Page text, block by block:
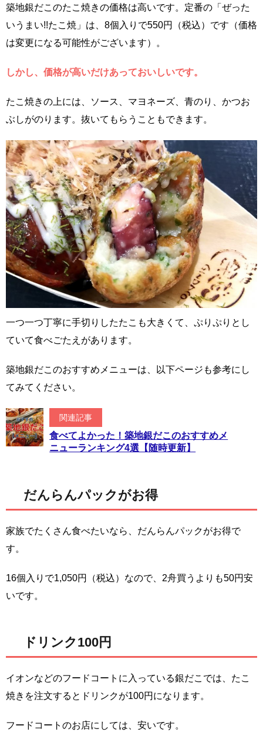
築地銀だこのたこ焼きの価格は高いです。定番の「ぜった
いうまい!!たこ焼」は、8個入りで550円（税込）です（価格
は変更になる可能性がございます）。
しかし、価格が高いだけあっておいしいです。
たこ焼きの上には、ソース、マヨネーズ、青のり、かつお
ぶしがのります。抜いてもらうこともできます。
一つ一つ丁寧に手切りしたたこも大きくて、ぷりぷりとし
ていて食べごたえがあります。
築地銀だこのおすすめメニューは、以下ページも参考にし
てみてください。
関連記事
食べてよかった！築地銀だこのおすすめメ
ニューランキング4選【随時更新】
だんらんパックがお得
家族でたくさん食べたいなら、だんらんパックがお得で
す。
16個入りで1,050円（税込）なので、2舟買うよりも50円安
いです。
ドリンク100円
イオンなどのフードコートに入っている銀だこでは、たこ
焼きを注文するとドリンクが100円になります。
フードコートのお店にしては、安いです。